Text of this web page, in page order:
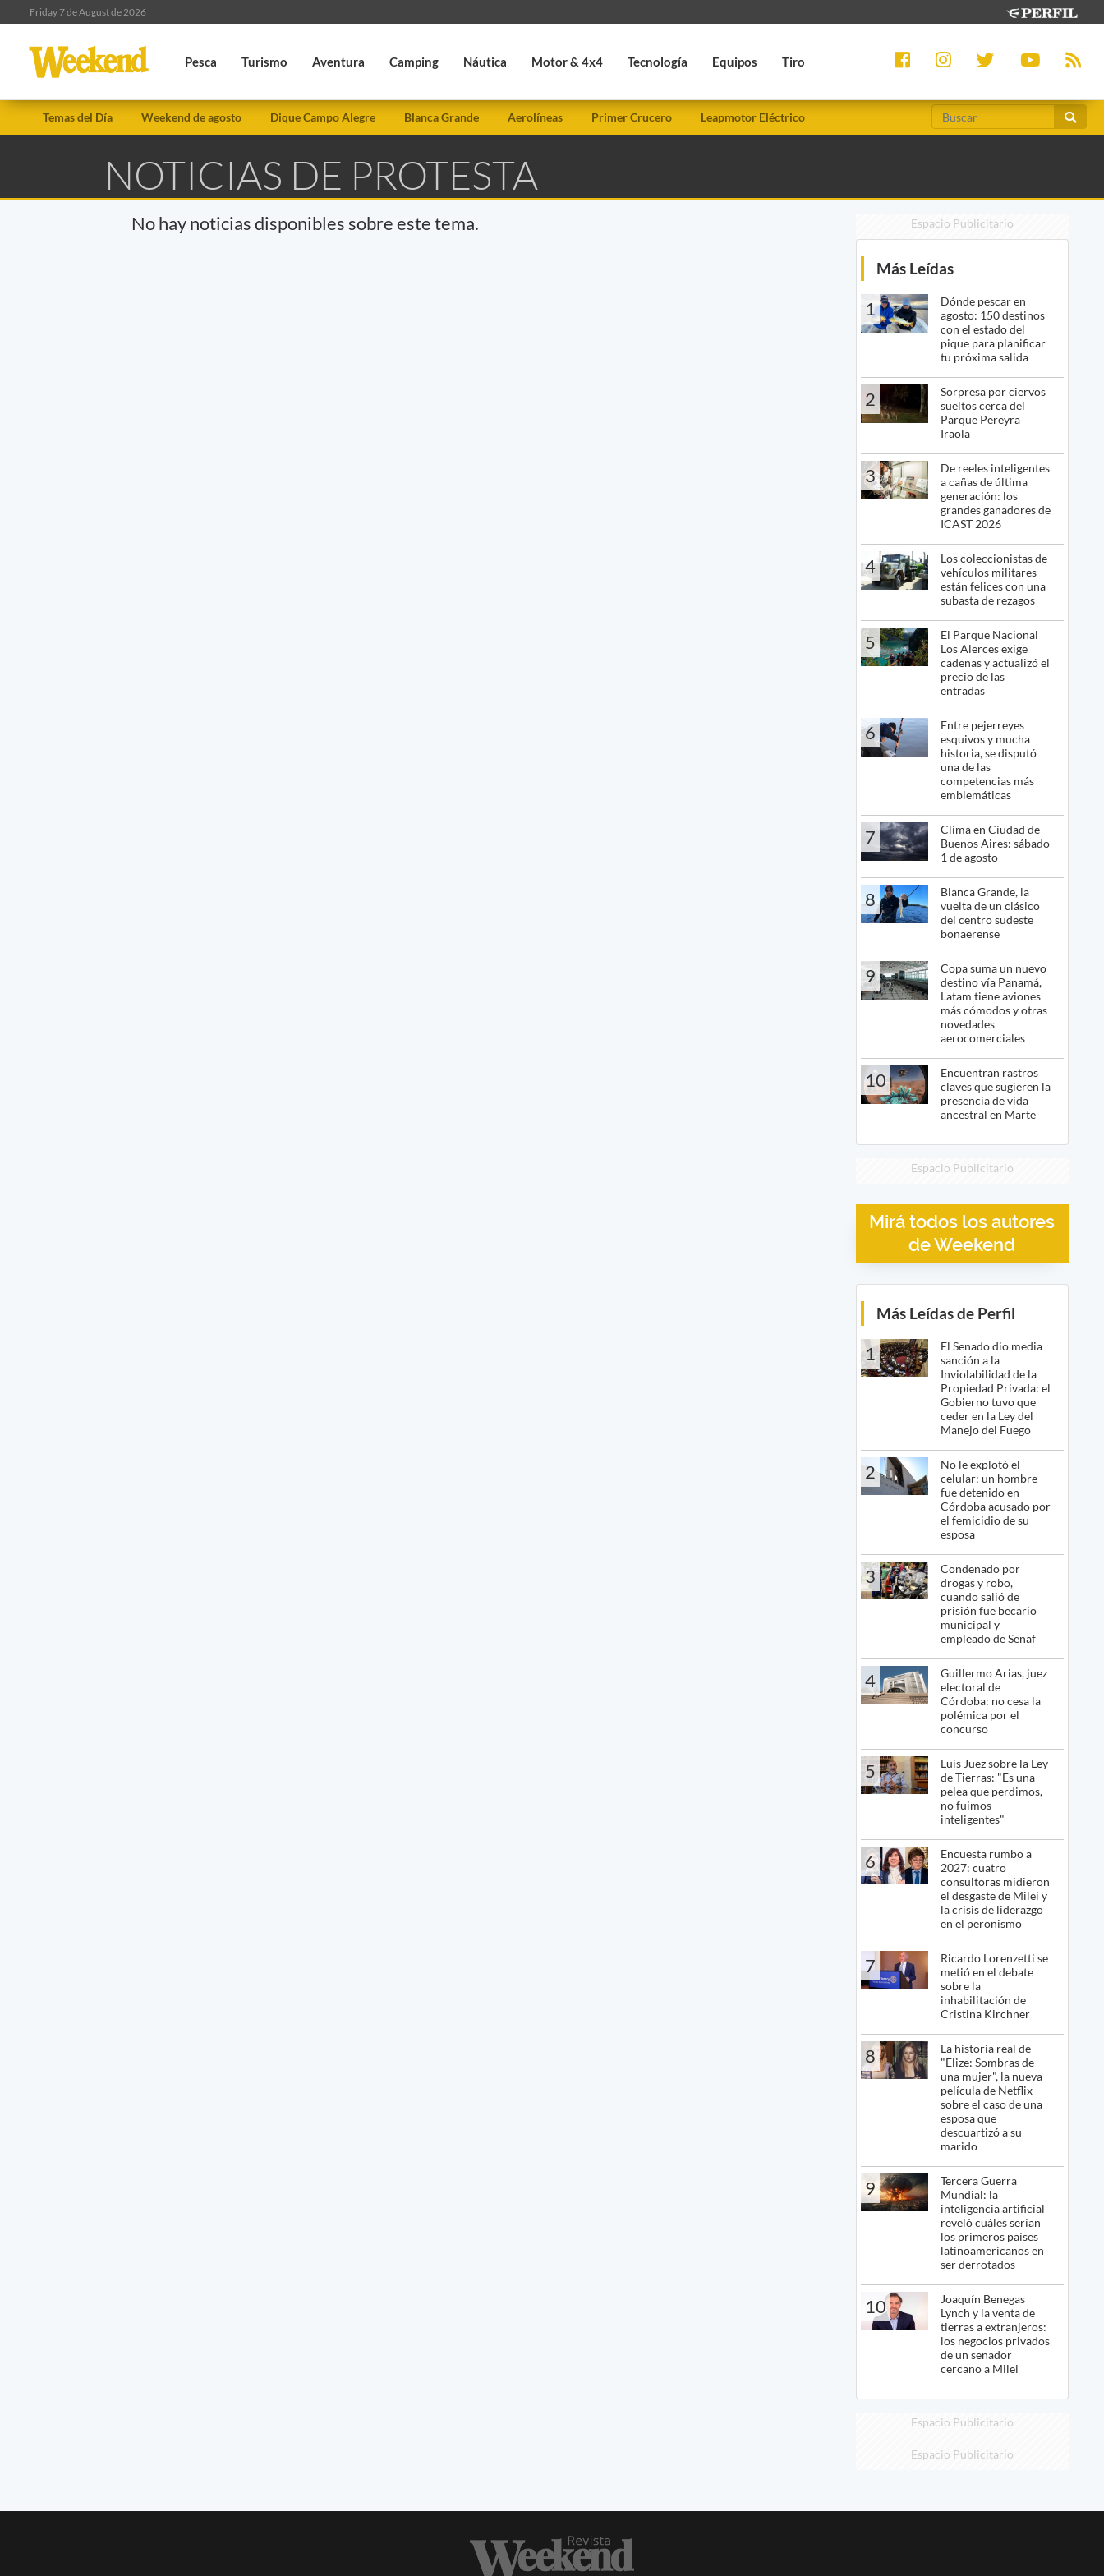
Friday 7 de August de 2026
Pesca Turismo Aventura Camping Náutica Motor & 4x4 Tecnología Equipos Tiro
Temas del Día Weekend de agosto Dique Campo Alegre Blanca Grande Aerolíneas Primer Crucero Leapmotor Eléctrico
NOTICIAS DE PROTESTA
No hay noticias disponibles sobre este tema. Espacio Publicitario
Más Leídas
1
Dónde pescar en
agosto: 150 destinos
con el estado del
pique para planificar
tu próxima salida
2
Sorpresa por ciervos
sueltos cerca del
Parque Pereyra
Iraola
3
De reeles inteligentes
a cañas de última
generación: los
grandes ganadores de
ICAST 2026
4
Los coleccionistas de
vehículos militares
están felices con una
subasta de rezagos
5
El Parque Nacional
Los Alerces exige
cadenas y actualizó el
precio de las
entradas
6
Entre pejerreyes
esquivos y mucha
historia, se disputó
una de las
competencias más
emblemáticas
7
Clima en Ciudad de
Buenos Aires: sábado
1 de agosto
8
Blanca Grande, la
vuelta de un clásico
del centro sudeste
bonaerense
9
Copa suma un nuevo
destino vía Panamá,
Latam tiene aviones
más cómodos y otras
novedades
aerocomerciales
10
Encuentran rastros
claves que sugieren la
presencia de vida
ancestral en Marte
Espacio Publicitario
Mirá todos los autores
de Weekend
Más Leídas de Perfil
1
El Senado dio media
sanción a la
Inviolabilidad de la
Propiedad Privada: el
Gobierno tuvo que
ceder en la Ley del
Manejo del Fuego
2
No le explotó el
celular: un hombre
fue detenido en
Córdoba acusado por
el femicidio de su
esposa
3
Condenado por
drogas y robo,
cuando salió de
prisión fue becario
municipal y
empleado de Senaf
4
Guillermo Arias, juez
electoral de
Córdoba: no cesa la
polémica por el
concurso
5
Luis Juez sobre la Ley
de Tierras: "Es una
pelea que perdimos,
no fuimos
inteligentes"
6
Encuesta rumbo a
2027: cuatro
consultoras midieron
el desgaste de Milei y
la crisis de liderazgo
en el peronismo
7
Ricardo Lorenzetti se
metió en el debate
sobre la
inhabilitación de
Cristina Kirchner
8
La historia real de
"Elize: Sombras de
una mujer", la nueva
película de Netflix
sobre el caso de una
esposa que
descuartizó a su
marido
9
Tercera Guerra
Mundial: la
inteligencia artificial
reveló cuáles serían
los primeros países
latinoamericanos en
ser derrotados
10
Joaquín Benegas
Lynch y la venta de
tierras a extranjeros:
los negocios privados
de un senador
cercano a Milei
Espacio Publicitario
Espacio Publicitario